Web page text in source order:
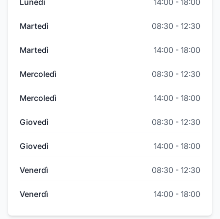
Lunedì 14:00 - 18:00
Martedì 08:30 - 12:30
Martedì 14:00 - 18:00
Mercoledì 08:30 - 12:30
Mercoledì 14:00 - 18:00
Giovedì 08:30 - 12:30
Giovedì 14:00 - 18:00
Venerdì 08:30 - 12:30
Venerdì 14:00 - 18:00